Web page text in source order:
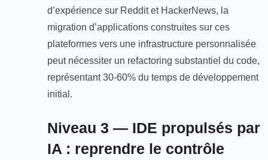
d’expérience sur Reddit et HackerNews, la
migration d’applications construites sur ces
plateformes vers une infrastructure personnalisée
peut nécessiter un refactoring substantiel du code,
représentant 30-60% du temps de développement
initial.
Niveau 3 — IDE propulsés par
IA : reprendre le contrôle